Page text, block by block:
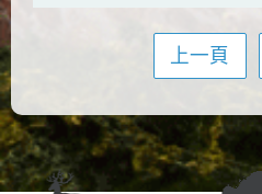
上一頁